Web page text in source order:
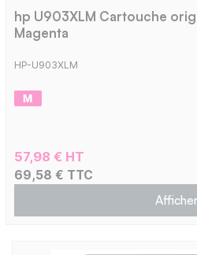
hp U903XLM Cartouche
Magenta
HP-U903XLM
57,98 € HT
69,58 € TTC
Afficher